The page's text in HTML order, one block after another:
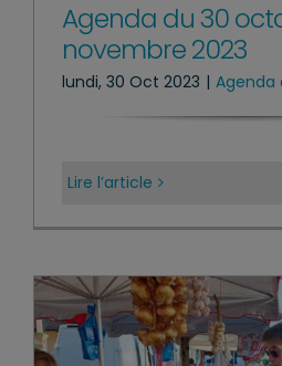
Agenda du 30
novembre 2023
lundi, 30 Oct 2023 | Agenda
Lire l’article